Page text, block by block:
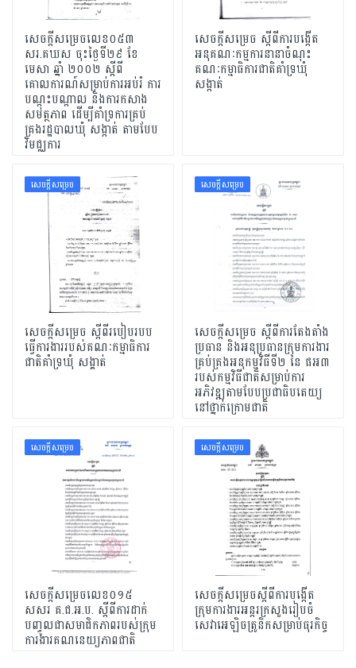
សេចក្តីសម្រេចលេខ០៥៣
សរ.គឃស ចុះថ្ងៃទី២៩ ខែ
មេសា ឆ្នាំ ២០០២ ស្តីពី
គោលការណ៍សម្រាប់ការអប់រំ ការ
បណ្តុះបណ្តាល និងការកសាង
សមត្ថភាព ដើម្បីគាំទ្រការគ្រប់
គ្រងរដ្ឋបាលឃុំ សង្កាត់ តាមបែប
វិមជ្ឈការ
សេចក្តីសម្រេច ស្តីពីការបង្កើត
អនុគណៈកម្មការនានាចំណុះ
គណៈកម្មាធិការជាតិគាំទ្រឃុំ
សង្កាត់
សេចក្ដីសម្រេច
សេចក្តីសម្រេច ស្តីពីរបៀបរបប
ធ្វើការងាររបស់គណៈកម្មាធិការ
ជាតិគាំទ្រឃុំ សង្គាត់
សេចក្ដីសម្រេច
សេចក្តីសម្រេច ស្តីពីការតែងតាំង
ប្រធាន និងអនុប្រធានក្រុមការងារ
គ្រប់គ្រងអនុកម្មវិធីទី២ នៃ ផអ៣
របស់កម្មវិធីជាតិសម្រាប់ការ
អភិវឌ្ឍតាមបែបប្រជាធិបតេយ្យ
នៅថ្នាក់ក្រោមជាតិ
សេចក្ដីសម្រេច
សេចក្តីសម្រេចលេខ០១៥
សសរ គ.ជ.អ.ប. ស្តីពីការដាក់
បញ្ចូលជាសមាជិកភាពរបស់ក្រុម
ការងារគណនេយ្យភាពជាតិ
សេចក្ដីសម្រេច
សេចក្តីសម្រេចស្តីពីការបង្កើត
ក្រុមការងារអន្តរក្រសួងរៀបចំ
សេវាអេឡិចត្រូនិកសម្រាប់ធុរកិច្ច